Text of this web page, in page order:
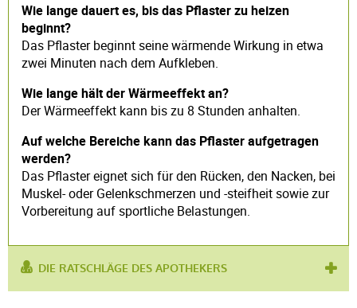
Wie lange dauert es, bis das Pflaster zu heizen
beginnt?
Das Pflaster beginnt seine wärmende Wirkung in etwa
zwei Minuten nach dem Aufkleben.
Wie lange hält der Wärmeeffekt an?
Der Wärmeeffekt kann bis zu 8 Stunden anhalten.
Auf welche Bereiche kann das Pflaster aufgetragen
werden?
Das Pflaster eignet sich für den Rücken, den Nacken, bei
Muskel- oder Gelenkschmerzen und -steifheit sowie zur
Vorbereitung auf sportliche Belastungen.
DIE RATSCHLÄGE DES APOTHEKERS